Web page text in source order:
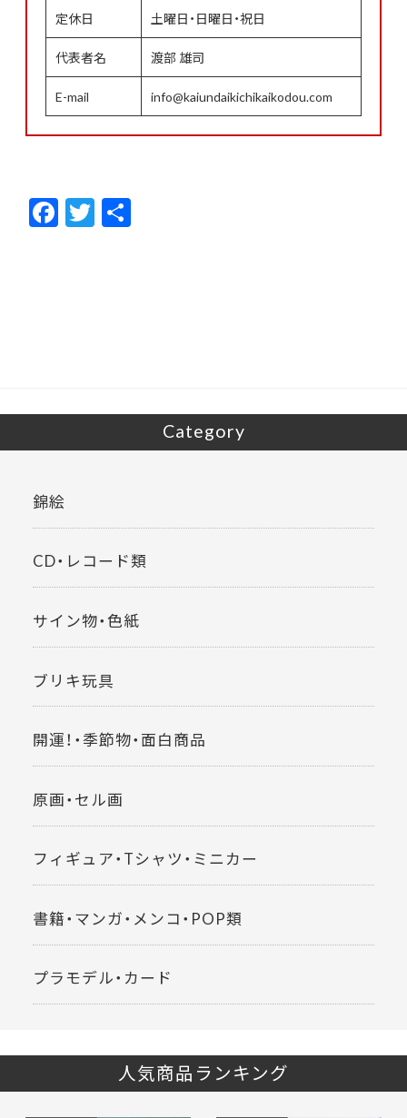
定休日 土曜日・日曜日・祝日
代表者名 渡部 雄司
E-mail info@kaiundaikichikaikodou.com
F
ac
T
w
Category
錦絵
CD・レコード類
サイン物・色紙
ブリキ玩具
開運！・季節物・面白商品
原画・セル画
フィギュア・Tシャツ・ミニカー
書籍・マンガ・メンコ・POP類
プラモデル・カード
人気商品ランキング